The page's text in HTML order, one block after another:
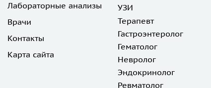
Лабораторные анализы
Врачи
Контакты
Карта сайта
УЗИ
Терапевт
Гастроэнтеролог
Гематолог
Невролог
Эндокринолог
Ревматолог